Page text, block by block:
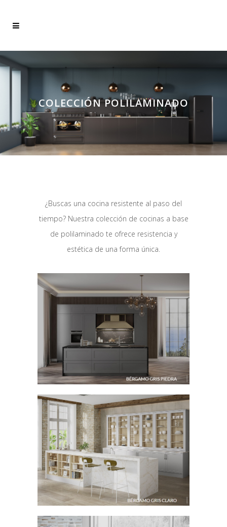
COLECCIÓN POLILAMINADO
¿Buscas una cocina resistente al paso del
tiempo? Nuestra colección de cocinas a base
de polilaminado te ofrece resistencia y
estética de una forma única.